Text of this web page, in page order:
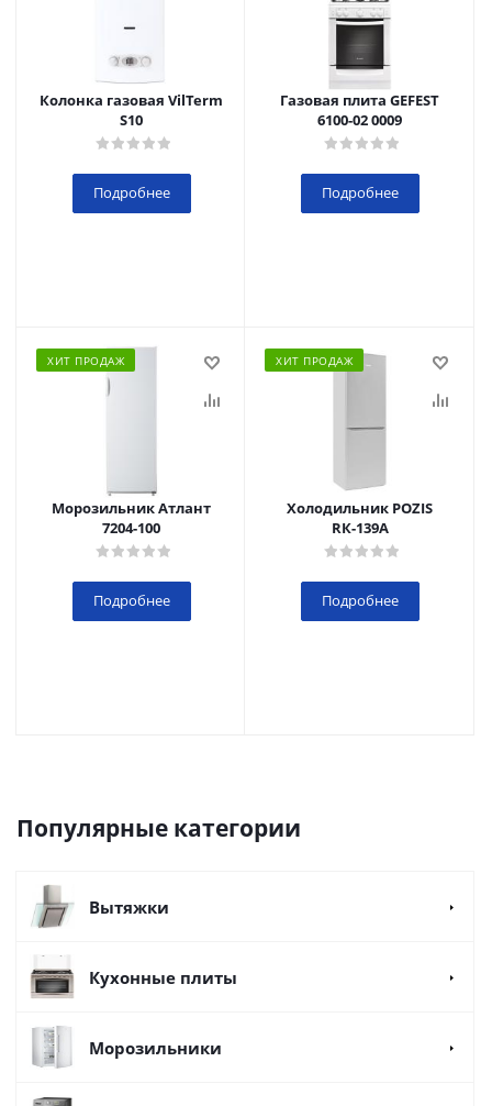
Колонка газовая VilTerm
S10
Подробнее
Газовая плита GEFEST
6100-02 0009
Подробнее
ХИТ ПРОДАЖ
Морозильник Атлант
7204-100
Подробнее
ХИТ ПРОДАЖ
Холодильник POZIS
RК-139А
Подробнее
Популярные категории
Вытяжки
Кухонные плиты
Морозильники